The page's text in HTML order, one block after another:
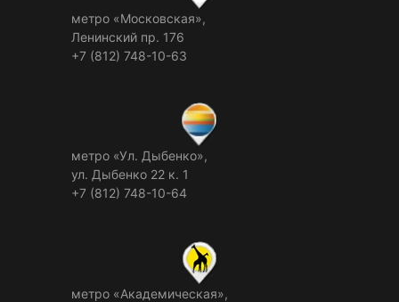
метро «Московская»,
Ленинский пр. 176
+7 (812) 748-10-63
метро «Ул. Дыбенко»,
ул. Дыбенко 22 к. 1
+7 (812) 748-10-64
метро «Академическая»,